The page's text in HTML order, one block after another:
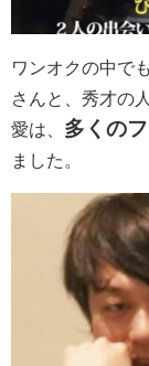
ワンオクの中で
さんと、秀才の
愛は、 多くの
ました。